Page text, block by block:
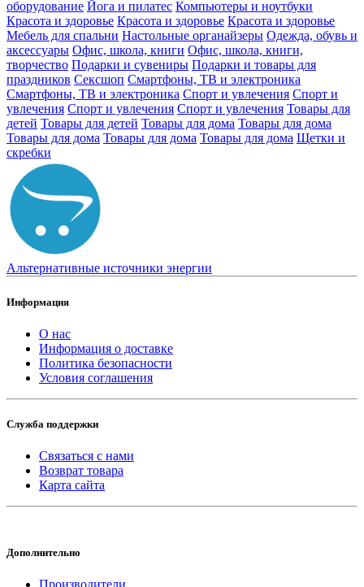
оборудование Йога и пилатес Компьютеры и ноутбуки
Красота и здоровье Красота и здоровье Красота и здоровье
Мебель для спальни Настольные органайзеры Одежда, обувь и
аксессуары Офис, школа, книги Офис, школа, книги,
творчество Подарки и сувениры Подарки и товары для
праздников Сексшоп Смартфоны, ТВ и электроника
Смартфоны, ТВ и электроника Спорт и увлечения Спорт и
увлечения Спорт и увлечения Спорт и увлечения Товары для
детей Товары для детей Товары для дома Товары для дома
Товары для дома Товары для дома Товары для дома Щетки и
скребки
Альтернативные источники энергии
Информация
О нас
Информация о доставке
Политика безопасности
Условия соглашения
Служба поддержки
Связаться с нами
Возврат товара
Карта сайта
Дополнительно